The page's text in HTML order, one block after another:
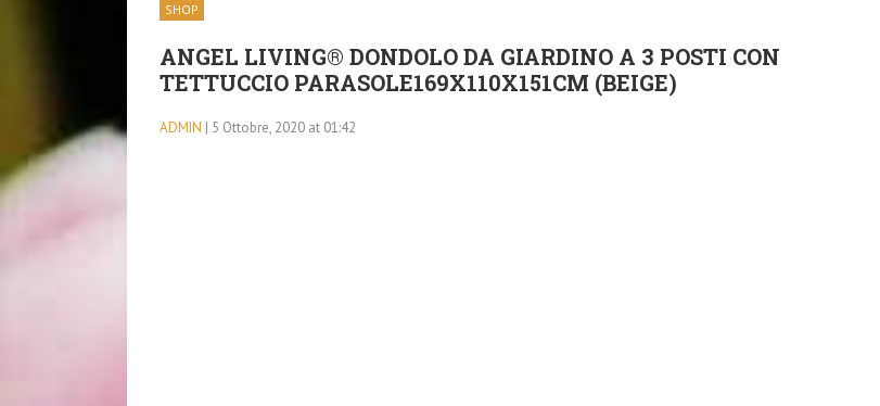
SHOP
ANGEL LIVING® DONDOLO DA GIARDINO A 3 POSTI CON
TETTUCCIO PARASOLE169X110X151CM (BEIGE)
ADMIN | 5 Ottobre, 2020 at 01:42